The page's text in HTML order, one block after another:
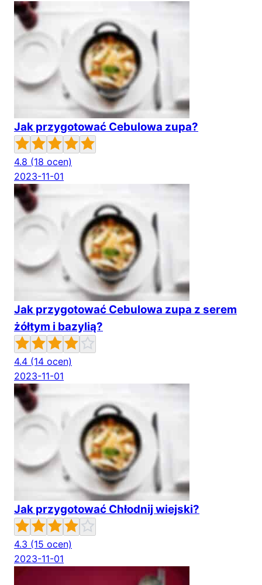
Jak przygotować Cebulowa zupa?
4.8 (18 ocen)
2023-11-01
Jak przygotować Cebulowa zupa z serem
żółtym i bazylią?
4.4 (14 ocen)
2023-11-01
Jak przygotować Chłodnij wiejski?
4.3 (15 ocen)
2023-11-01